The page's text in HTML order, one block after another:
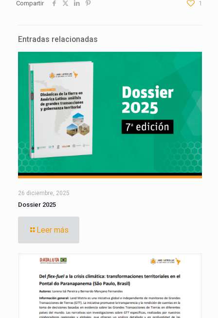
Compartir 1
Entradas relacionadas
26 diciembre, 2025
Dossier 2025
Leer más